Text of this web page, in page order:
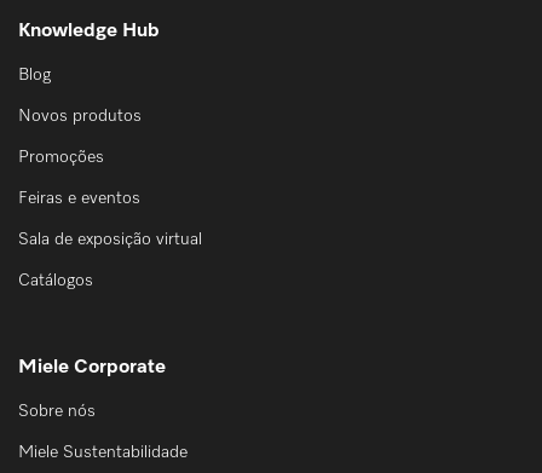
Knowledge Hub
Blog
Novos produtos
Promoções
Feiras e eventos
Sala de exposição virtual
Catálogos
Miele Corporate
Sobre nós
Miele Sustentabilidade